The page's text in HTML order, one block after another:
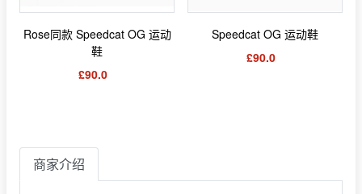
Rose同款 Speedcat OG 运动
鞋
£90.0
Speedcat OG 运动鞋
£90.0
商家介绍